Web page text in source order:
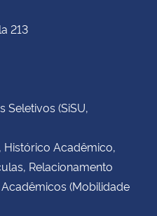
213
Seletivos (SiSU,
Histórico Acadêmico,
Relacionamento
(Mobilidade